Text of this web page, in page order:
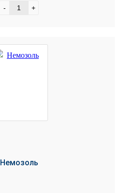
- +
Немозоль